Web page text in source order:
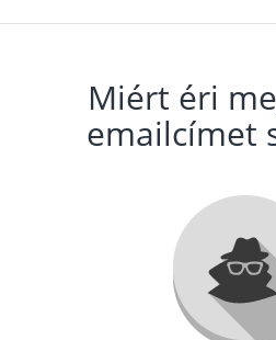
Miért éri
emailcímet